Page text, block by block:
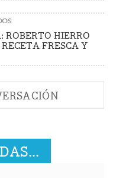
ROBERTO HIERRO
FRESCA Y